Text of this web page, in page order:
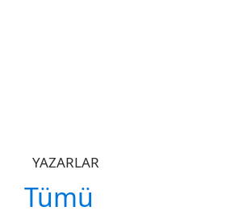
YAZARLAR
Tümü